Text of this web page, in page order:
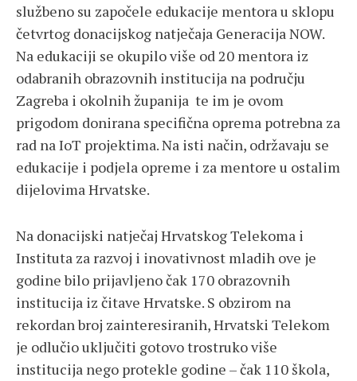
službeno su započele edukacije mentora u sklopu
četvrtog donacijskog natječaja Generacija NOW.
Na edukaciji se okupilo više od 20 mentora iz
odabranih obrazovnih institucija na području
Zagreba i okolnih županija te im je ovom
prigodom donirana specifična oprema potrebna za
rad na IoT projektima. Na isti način, održavaju se
edukacije i podjela opreme i za mentore u ostalim
dijelovima Hrvatske.
Na donacijski natječaj Hrvatskog Telekoma i
Instituta za razvoj i inovativnost mladih ove je
godine bilo prijavljeno čak 170 obrazovnih
institucija iz čitave Hrvatske. S obzirom na
rekordan broj zainteresiranih, Hrvatski Telekom
je odlučio uključiti gotovo trostruko više
institucija nego protekle godine – čak 110 škola,